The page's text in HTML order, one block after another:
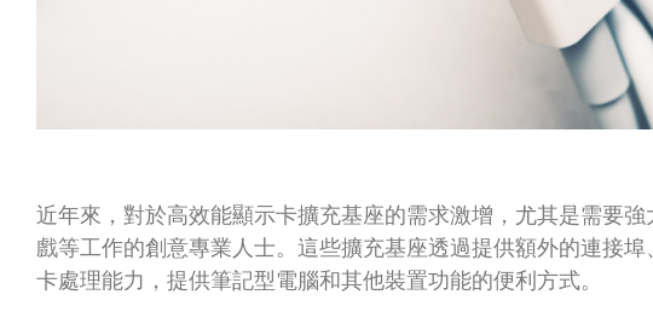
近年來，對於高效能顯示卡擴充基座的需求激增，尤其是需要
戲等工作的創意專業人士。這些擴充基座透過提供額外的連接
卡處理能力，提供筆記型電腦和其他裝置功能的便利方式。